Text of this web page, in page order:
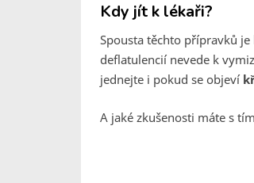
Kdy jít k lékaři?
Spousta těchto přípravků
deflatulencií nevede k
jednejte i pokud se objeví
A jaké zkušenosti máte s